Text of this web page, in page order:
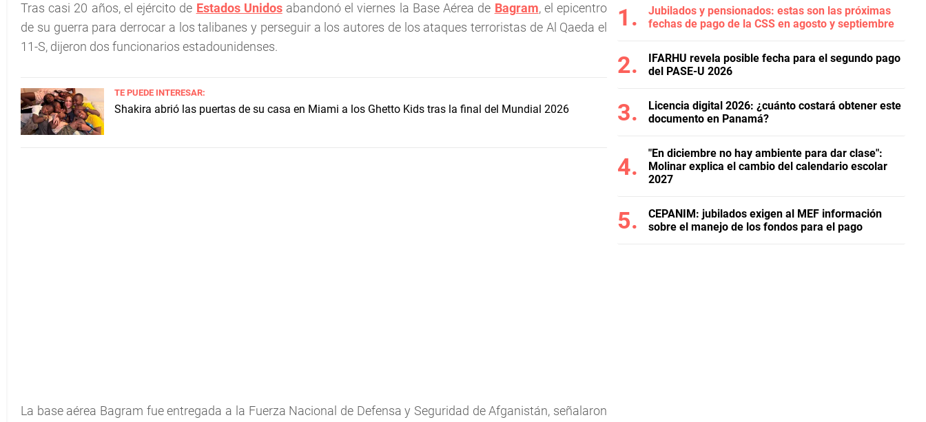
Tras casi 20 años, el ejército de Estados Unidosabandonó el viernes la Base Aérea de Bagram, el epicentro
de su guerra para derrocar a los talibanes y perseguir a los autores de los ataques terroristas de Al Qaeda el
11-S, dijeron dos funcionarios estadounidenses.
TE PUEDE INTERESAR:
Shakira abrió las puertas de su casa en Miami a los Ghetto Kids tras la final del Mundial 2026
La base aérea Bagram fue entregada a la Fuerza Nacional de Defensa y Seguridad de Afganistán, señalaron
Jubilados y pensionados: estas son las próximas
fechas de pago de la CSS en agosto y septiembre
IFARHU revela posible fecha para el segundo pago
del PASE-U 2026
Licencia digital 2026: ¿cuánto costará obtener este
documento en Panamá?
"En diciembre no hay ambiente para dar clase":
Molinar explica el cambio del calendario escolar
2027
CEPANIM: jubilados exigen al MEF información
sobre el manejo de los fondos para el pago